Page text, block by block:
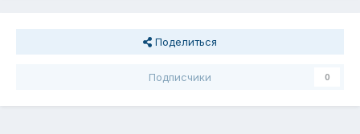
Поделиться
Подписчики 0